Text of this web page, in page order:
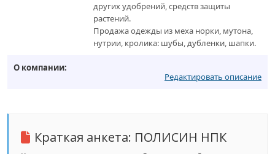
других удобрений, средств защиты
растений.
Продажа одежды из меха норки, мутона,
нутрии, кролика: шубы, дубленки, шапки.
О компании:
Редактировать описание
Краткая анкета: ПОЛИСИН НПК